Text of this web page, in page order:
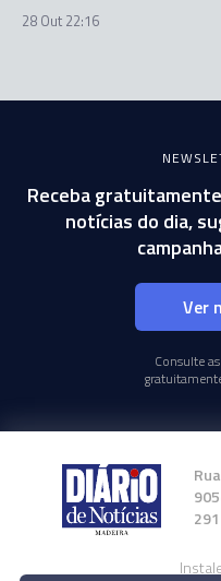
28 Out 22:16
Receba
notícias do dia,
Ver
Consulte